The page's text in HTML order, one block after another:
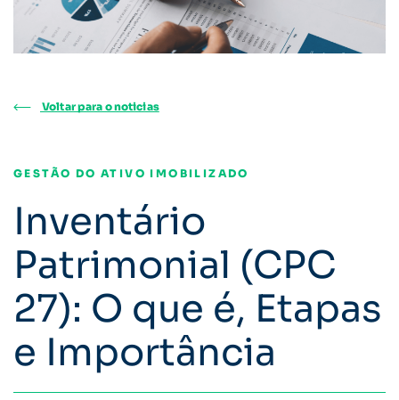
Voltar para o noticias
GESTÃO DO ATIVO IMOBILIZADO
Inventário
Patrimonial (CPC
27): O que é, Etapas
e Importância